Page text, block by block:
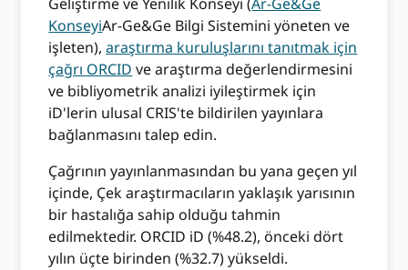
Geliştirme ve Yenilik Konseyi (Ar-Ge&Ge
KonseyiAr-Ge&Ge Bilgi Sistemini yöneten ve
işleten),araştırma kuruluşlarını tanıtmak için
çağrı ORCID ve araştırma değerlendirmesini
ve bibliyometrik analizi iyileştirmek için
iD'lerin ulusal CRIS'te bildirilen yayınlara
bağlanmasını talep edin.
Çağrının yayınlanmasından bu yana geçen yıl
içinde, Çek araştırmacıların yaklaşık yarısının
bir hastalığa sahip olduğu tahmin
edilmektedir. ORCID iD (%48.2), önceki dört
yılın üçte birinden (%32.7) yükseldi.